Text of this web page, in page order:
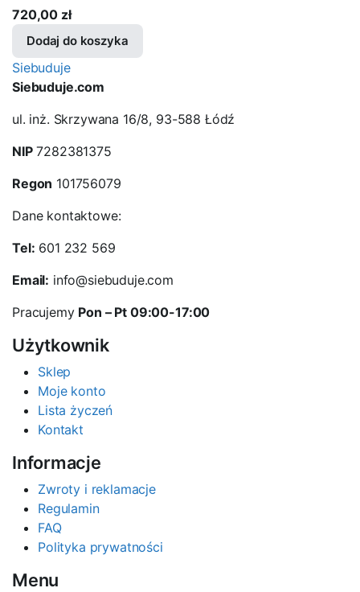
720,00 zł
Dodaj do koszyka
Siebuduje
Siebuduje.com
ul. inż. Skrzywana 16/8, 93-588 Łódź
NIP7282381375
Regon 101756079
Dane kontaktowe:
Tel: 601 232 569
Email: info@siebuduje.com
Pracujemy Pon – Pt 09:00-17:00
Użytkownik
Sklep
Moje konto
Lista życzeń
Kontakt
Informacje
Zwroty i reklamacje
Regulamin
FAQ
Polityka prywatności
Menu